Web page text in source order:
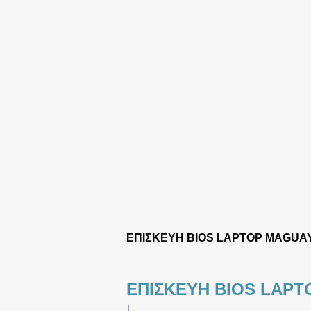
ΕΠΙΣΚΕΥΗ BIOS LAPTOP
ΕΠΙΣΚΕΥΗ BIOS